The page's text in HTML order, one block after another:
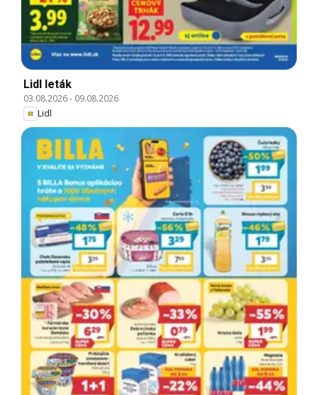
Lidl leták
03.08.2026- 09.08.2026
Lidl